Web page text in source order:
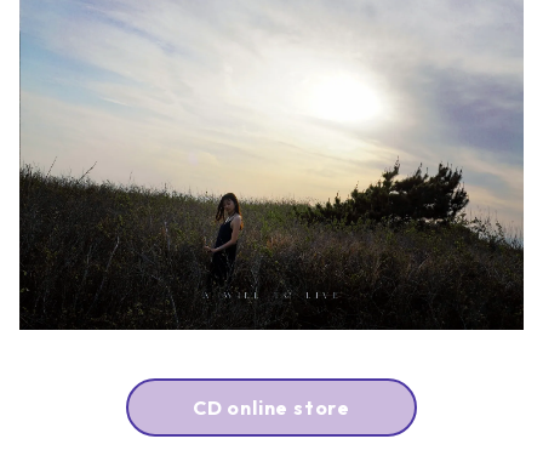
CD online store